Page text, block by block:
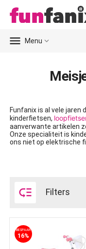
 Menu 
Funfanix is al vele jaren
kinderfietsen,
aanverwante artikelen
Onze specialiteit is
ons niet op elektrische
 Filters
BESPAAR
16%